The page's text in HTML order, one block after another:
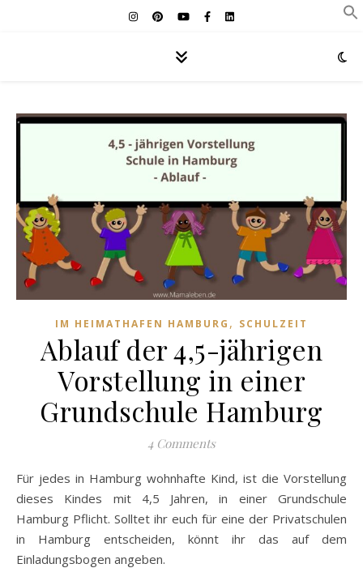
IM HEIMATHAFEN HAMBURG , SCHULZEIT
Ablauf der 4,5-jährigen
Vorstellung in einer
Grundschule Hamburg
4 Comments
Für jedes in Hamburg wohnhafte Kind, ist die Vorstellung
dieses Kindes mit 4,5 Jahren, in einer Grundschule
Hamburg Pflicht. Solltet ihr euch für eine der Privatschulen
in Hamburg entscheiden, könnt ihr das auf dem
Einladungsbogen angeben.